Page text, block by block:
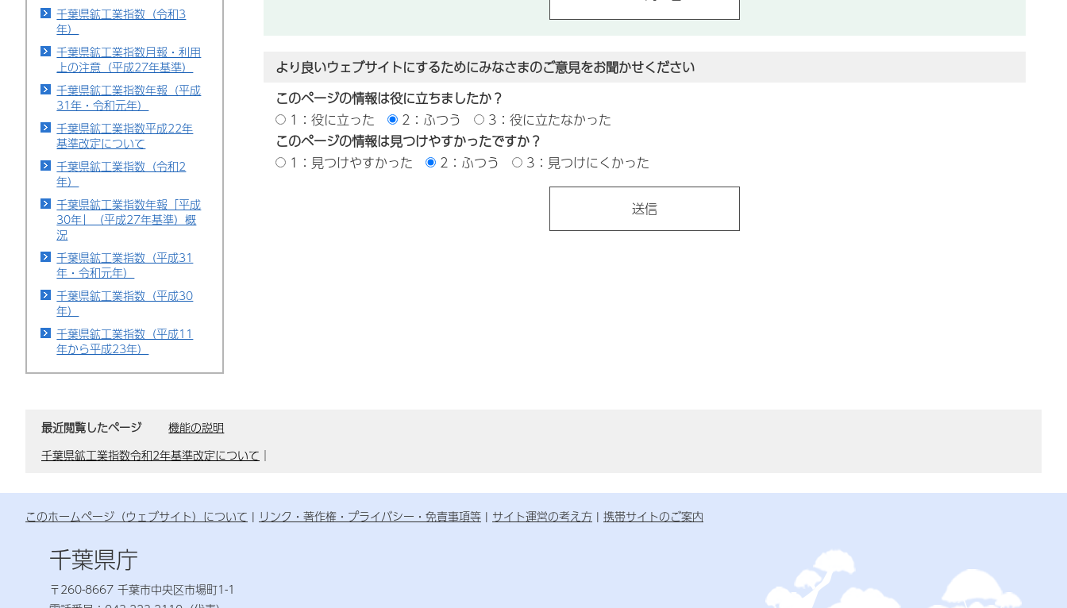
千葉県鉱工業指数（令和3
年）
千葉県鉱工業指数月報・利用
上の注意（平成27年基準）
千葉県鉱工業指数年報（平成
31年・令和元年）
千葉県鉱工業指数平成22年
基準改定について
千葉県鉱工業指数（令和2
年）
千葉県鉱工業指数年報「平成
30年」（平成27年基準）概
況
千葉県鉱工業指数（平成31
年・令和元年）
千葉県鉱工業指数（平成30
年）
千葉県鉱工業指数（平成11
年から平成23年）
より良いウェブサイトにするためにみなさまのご意見をお聞かせください
このページの情報は役に立ちましたか？
1：役に立った
2：ふつう
3：役に立たなかった
このページの情報は見つけやすかったですか？
1：見つけやすかった
2：ふつう 3：見つけにくかった
最近閲覧したページ
機能の説明
千葉県鉱工業指数令和2年基準改定について ｜
このホームページ（ウェブサイト）について リンク・著作権・プライバシー・免責事項等 サイト運営の考え方 携帯サイトのご案内
千葉県庁
〒260-8667 千葉市中央区市場町1-1